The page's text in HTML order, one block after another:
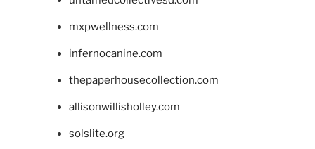
mxpwellness.com
infernocanine.com
thepaperhousecollection.com
allisonwillisholley.com
solslite.org